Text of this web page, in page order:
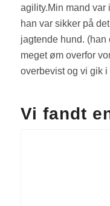
agility.Min mand var
han var sikker på
jagtende hund. (han
meget øm overfor
overbevist og vi gik
Vi fandt